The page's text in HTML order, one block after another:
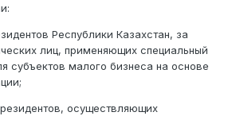
Республики Казахстан, за
лиц, применяющих специальный
субъектов малого бизнеса на основе
осуществляющих